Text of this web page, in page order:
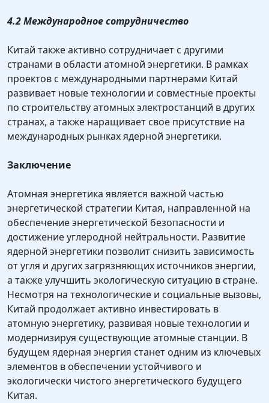
4.2 Международное сотрудничество
Китай также активно сотрудничает с другими
странами в области атомной энергетики. В рамках
проектов с международными партнерами Китай
развивает новые технологии и совместные проекты
по строительству атомных электростанций в других
странах, а также наращивает свое присутствие на
международных рынках ядерной энергетики.
Заключение
Атомная энергетика является важной частью
энергетической стратегии Китая, направленной на
обеспечение энергетической безопасности и
достижение углеродной нейтральности. Развитие
ядерной энергетики позволит снизить зависимость
от угля и других загрязняющих источников энергии,
а также улучшить экологическую ситуацию в стране.
Несмотря на технологические и социальные вызовы,
Китай продолжает активно инвестировать в
атомную энергетику, развивая новые технологии и
модернизируя существующие атомные станции. В
будущем ядерная энергия станет одним из ключевых
элементов в обеспечении устойчивого и
экологически чистого энергетического будущего
Китая.